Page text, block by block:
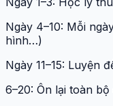
Ngày 4–10: Mỗi
hình…)
Ngày 11–15: Luyện
6–20: Ôn lại toàn